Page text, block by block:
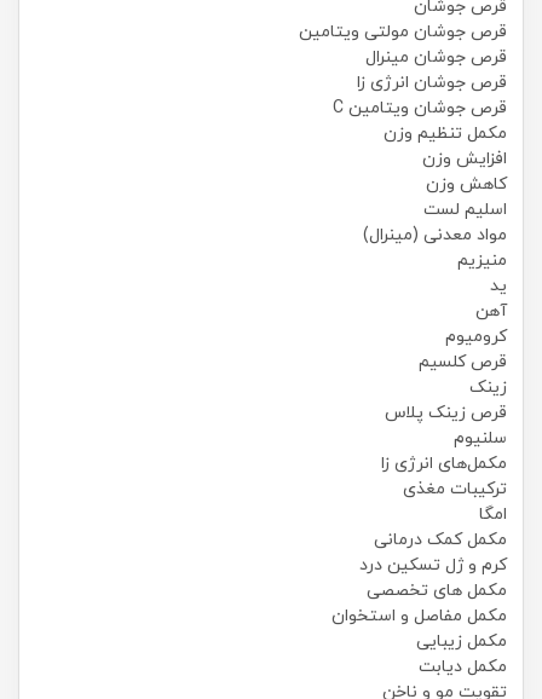
قرص جوشان
قرص جوشان مولتی ویتامین
قرص جوشان مینرال
قرص جوشان انرژی زا
قرص جوشان ویتامین C
مکمل تنظیم وزن
افزایش وزن
کاهش وزن
اسلیم لست
مواد معدنی (مینرال)
منیزیم
ید
آهن
کرومیوم
قرص کلسیم
زینک
قرص زینک پلاس
سلنیوم
مکمل‌های انرژی زا
ترکیبات مغذی
امگا
مکمل کمک درمانی
کرم و ژل تسکین درد
مکمل های تخصصی
مکمل مفاصل و استخوان
مکمل زیبایی
مکمل دیابت
تقویت مو و ناخن